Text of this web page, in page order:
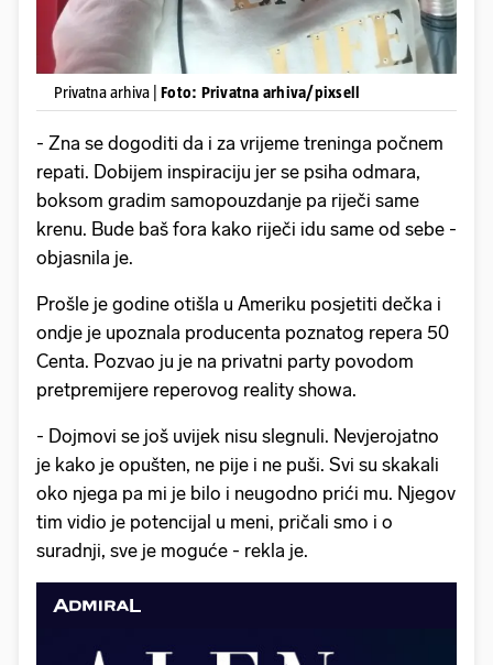
Privatna arhiva | Foto: Privatna arhiva/pixsell
- Zna se dogoditi da i za vrijeme treninga počnem
repati. Dobijem inspiraciju jer se psiha odmara,
boksom gradim samopouzdanje pa riječi same
krenu. Bude baš fora kako riječi idu same od sebe -
objasnila je.
Prošle je godine otišla u Ameriku posjetiti dečka i
ondje je upoznala producenta poznatog repera 50
Centa. Pozvao ju je na privatni party povodom
pretpremijere reperovog reality showa.
- Dojmovi se još uvijek nisu slegnuli. Nevjerojatno
je kako je opušten, ne pije i ne puši. Svi su skakali
oko njega pa mi je bilo i neugodno prići mu. Njegov
tim vidio je potencijal u meni, pričali smo i o
suradnji, sve je moguće - rekla je.